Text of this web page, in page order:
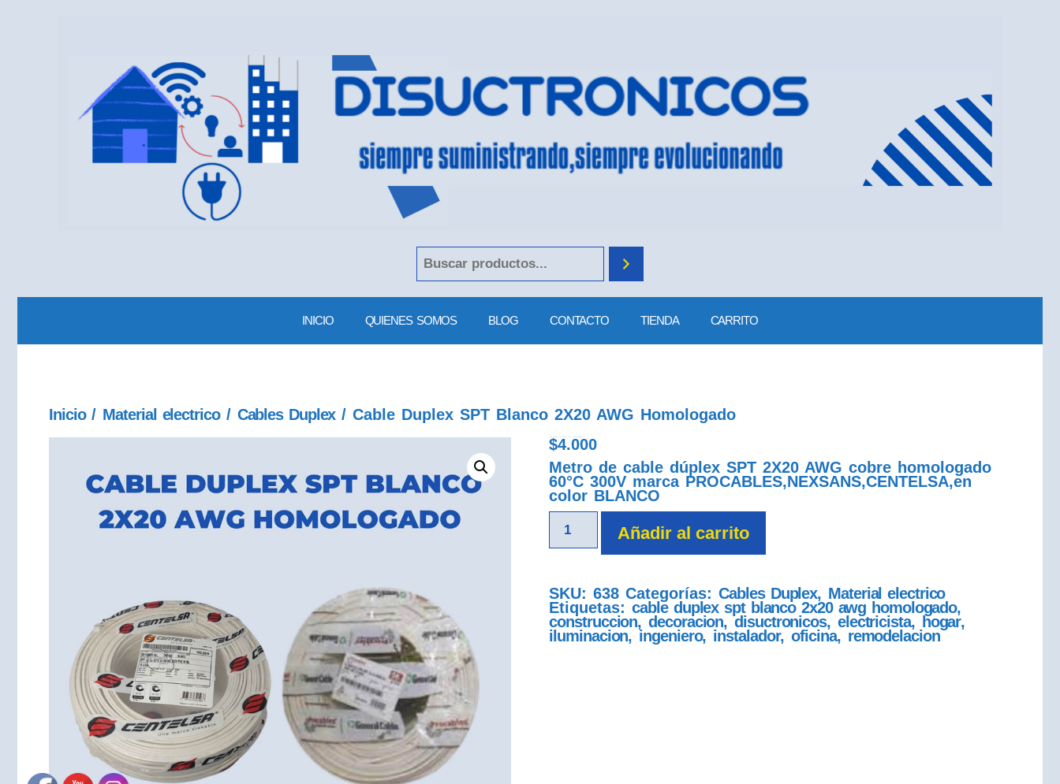
INICIO QUIENES SOMOS BLOG CONTACTO TIENDA CARRITO
Inicio/ Material electrico/ Cables Duplex/ Cable Duplex SPT Blanco 2X20 AWG Homologado
$4.000
Metro de cable dúplex SPT 2X20 AWG cobre homologado
60°C 300V marca PROCABLES,NEXSANS,CENTELSA,en
color BLANCO
Añadir al carrito
SKU:638 Categorías:Cables Duplex, Material electrico
Etiquetas:cable duplex spt blanco 2x20 awg homologado,
construccion,decoracion,disuctronicos, electricista, hogar,
iluminacion,ingeniero, instalador,oficina, remodelacion